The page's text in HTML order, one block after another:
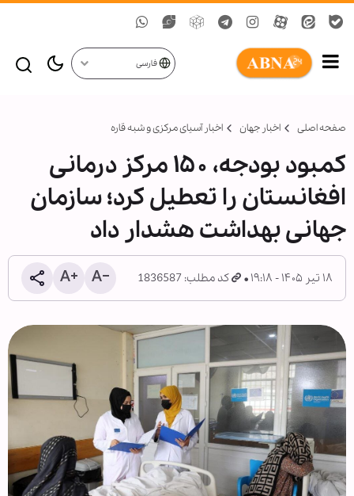
فارسی
صفحه اصلی اخبار جهان اخبار آسیای مرکزی و شبه قاره
کمبود بودجه، ۱۵۰ مرکز درمانی
افغانستان را تعطیل کرد؛ سازمان
جهانی بهداشت هشدار داد
۱۸ تیر ۱۴۰۵ - ۱۹:۱۸ کد مطلب: 1836587